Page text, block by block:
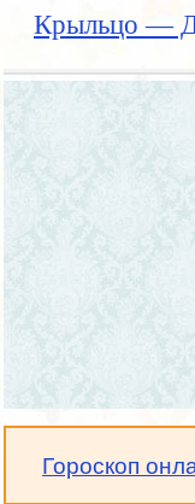
Крыльцо —
Гороскоп